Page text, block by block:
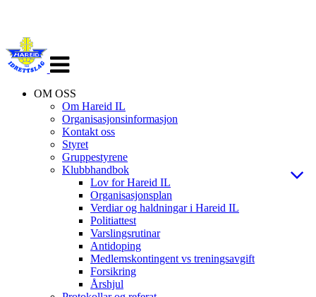
navigasjon
OM OSS
Om Hareid IL
Organisasjonsinformasjon
Kontakt oss
Styret
Gruppestyrene
Klubbhandbok
Lov for Hareid IL
Organisasjonsplan
Verdiar og haldningar i Hareid IL
Politiattest
Varslingsrutinar
Antidoping
Medlemskontingent vs treningsavgift
Forsikring
Årshjul